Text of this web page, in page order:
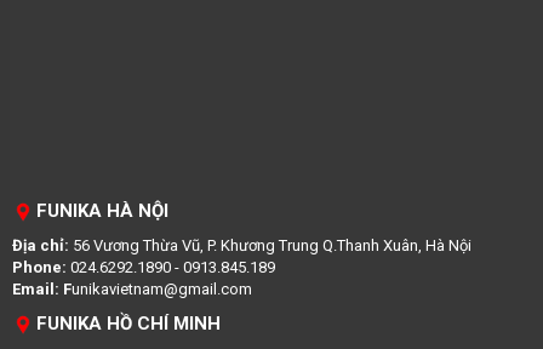
FUNIKA HÀ NỘI
Địa chỉ: 56 Vương Thừa Vũ, P. Khương Trung Q.Thanh Xuân, Hà Nội
Phone: 024.6292.1890 - 0913.845.189
Email: Funikavietnam@gmail.com
FUNIKA HỒ CHÍ MINH